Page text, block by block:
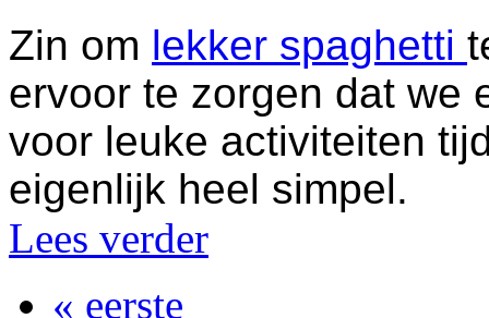
Zin om lekker spaghetti
ervoor te zorgen dat we
voor leuke activiteiten
eigenlijk heel simpel.
Lees verder
« eerste